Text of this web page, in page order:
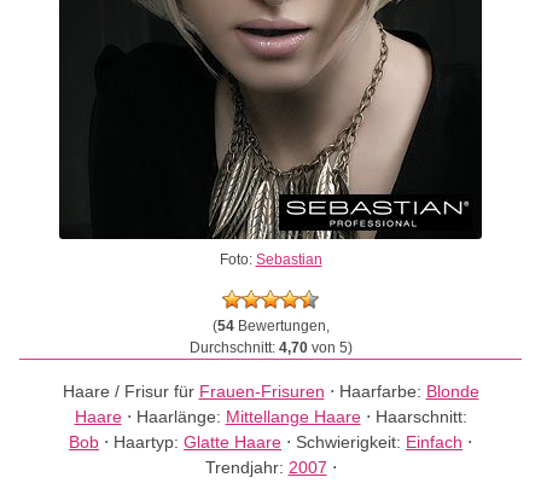
Foto: Sebastian
(54Bewertungen,
Durchschnitt: 4,70von 5)
Haare / Frisur für Frauen-Frisuren ⋅ Haarfarbe: Blonde
Haare⋅ Haarlänge: Mittellange Haare⋅ Haarschnitt:
Bob ⋅ Haartyp: Glatte Haare ⋅ Schwierigkeit: Einfach ⋅
Trendjahr: 2007 ⋅